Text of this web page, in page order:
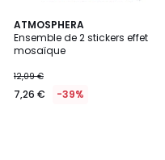
ATMOSPHERA
Ensemble de 2 stickers effet
mosaïque
12,09 €
7,26 € -39%